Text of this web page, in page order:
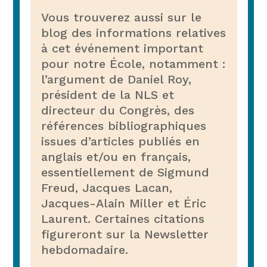
Vous trouverez aussi sur le
blog des informations relatives
à cet événement important
pour notre École, notamment :
l’argument de Daniel Roy,
président de la NLS et
directeur du Congrès, des
références bibliographiques
issues d’articles publiés en
anglais et/ou en français,
essentiellement de Sigmund
Freud, Jacques Lacan,
Jacques-Alain Miller et Éric
Laurent. Certaines citations
figureront sur la Newsletter
hebdomadaire.